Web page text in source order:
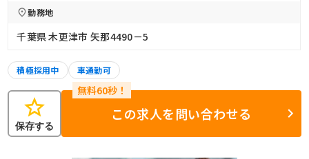
勤務地
千葉県 木更津市 矢那4490－5
積極採用中 車通勤可
star
保存する
この求人を問い合わせる